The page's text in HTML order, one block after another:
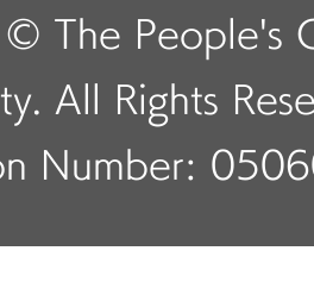
The People's
All Rights
Number: